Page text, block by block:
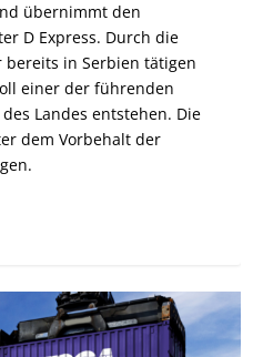
übernimmt den
D Express. Durch die
in Serbien tätigen
einer der führenden
Landes entstehen. Die
dem Vorbehalt der